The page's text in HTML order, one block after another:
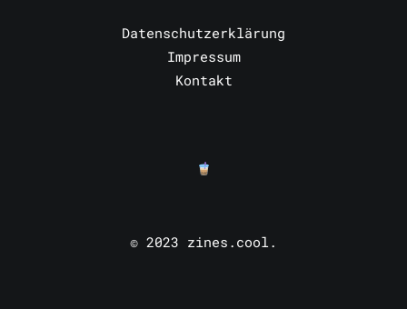
Datenschutzerklärung
Impressum
Kontakt
© 2023 zines.cool.